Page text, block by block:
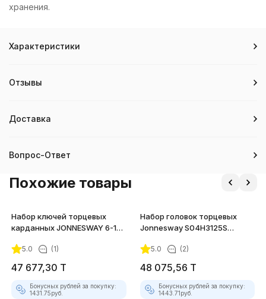
хранения.
Характеристики
Отзывы
Доставка
Вопрос-Ответ
Похожие товары
Набор ключей торцевых
карданных JONNESWAY 6-19
5.0 (1)
47 677,30 T
Бонусных рублей за покупку:
1431.75руб.
Набор головок торцевых
Jonnesway S04H3125S
предметов
5.0 (2)
48 075,56 T
Бонусных рублей за покупку:
1443.71руб.